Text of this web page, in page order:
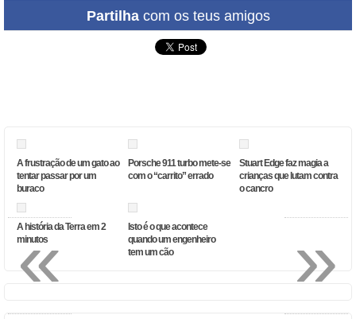
Partilhacom os teus amigos
A frustração de um gato ao
tentar passar por um
buraco
Porsche 911 turbo mete-se
com o “carrito” errado
Stuart Edge faz magia a
crianças que lutam contra
o cancro
A história da Terra em 2
minutos
Isto é o que acontece
quando um engenheiro
tem um cão
»
«